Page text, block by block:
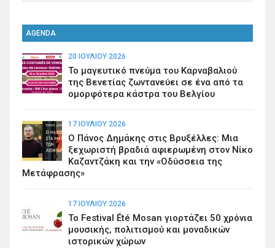
AGENDA
20 ΙΟΥΛΊΟΥ 2026
Το μαγευτικό πνεύμα του Καρναβαλιού
της Βενετίας ζωντανεύει σε ένα από τα
ομορφότερα κάστρα του Βελγίου
17 ΙΟΥΛΊΟΥ 2026
Ο Πάνος Δημάκης στις Βρυξέλλες: Μια
ξεχωριστή βραδιά αφιερωμένη στον Νίκο
Καζαντζάκη και την «Οδύσσεια της
Μετάφρασης»
17 ΙΟΥΛΊΟΥ 2026
Το Festival Été Mosan γιορτάζει 50 χρόνια
μουσικής, πολιτισμού και μοναδικών
ιστορικών χώρων